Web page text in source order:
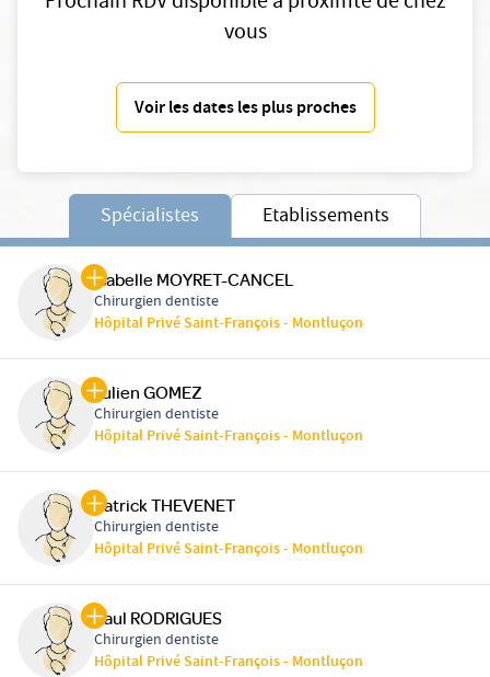
vous
Voir les dates les plus proches
Spécialistes Etablissements
Isabelle MOYRET-CANCEL
Chirurgien dentiste
Hôpital Privé Saint-François - Montluçon
Julien GOMEZ
Chirurgien dentiste
Hôpital Privé Saint-François - Montluçon
Patrick THEVENET
Chirurgien dentiste
Hôpital Privé Saint-François - Montluçon
Paul RODRIGUES
Chirurgien dentiste
Hôpital Privé Saint-François - Montluçon